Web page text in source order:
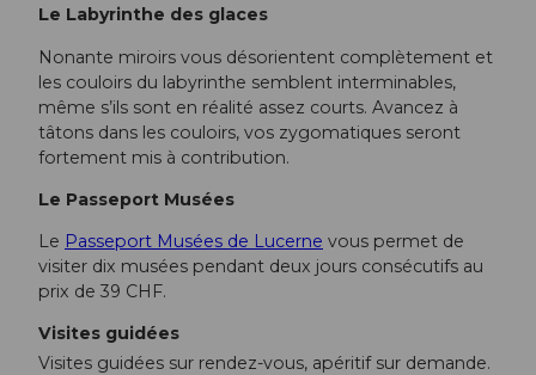
Le Labyrinthe des glaces
Nonante miroirs vous désorientent complètement et
les couloirs du labyrinthe semblent interminables,
même s’ils sont en réalité assez courts. Avancez à
tâtons dans les couloirs, vos zygomatiques seront
fortement mis à contribution.
Le Passeport Musées
Le Passeport Musées de Lucerne vous permet de
visiter dix musées pendant deux jours consécutifs au
prix de 39 CHF.
Visites guidées
Visites guidées sur rendez-vous, apéritif sur demande.